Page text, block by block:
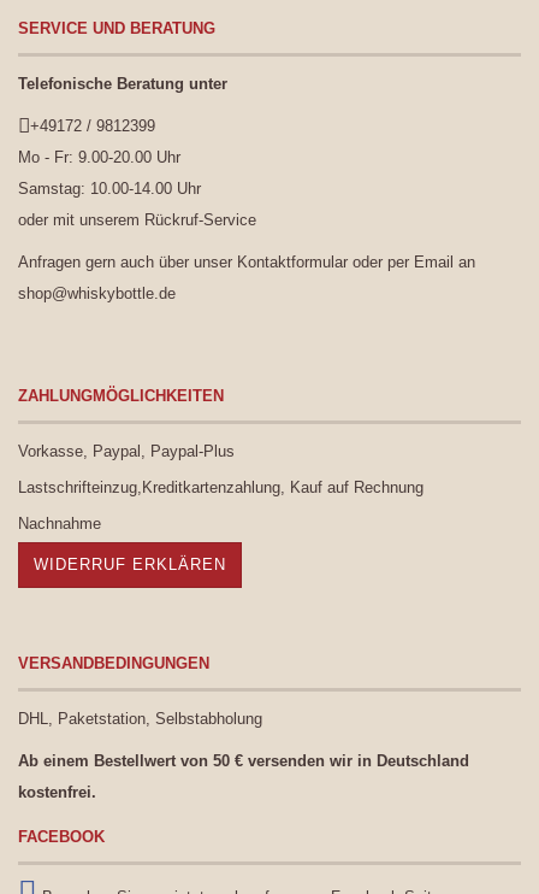
SERVICE UND BERATUNG
Telefonische Beratung unter
+49172 / 9812399
Mo - Fr: 9.00-20.00 Uhr
Samstag: 10.00-14.00 Uhr
oder mit unserem Rückruf-Service
Anfragen gern auch über unser Kontaktformular oder per Email an
shop@whiskybottle.de
ZAHLUNGMÖGLICHKEITEN
Vorkasse, Paypal, Paypal-Plus
Lastschrifteinzug,Kreditkartenzahlung, Kauf auf Rechnung
Nachnahme
WIDERRUF ERKLÄREN
VERSANDBEDINGUNGEN
DHL, Paketstation, Selbstabholung
Ab einem Bestellwert von 50 € versenden wir in Deutschland
kostenfrei.
FACEBOOK